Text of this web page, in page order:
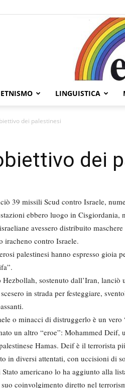
ETNISMO LINGUISTICA
dei palestinesi
dei
39 missili Scud contro Israele,
ebbero luogo in Cisgiordania,
avessero distribuito
iracheno contro Israele.
palestinesi hanno espresso gioia
sostenuto dall’Iran, lanciò
in strada per festeggiare,
o minacci di distruggerlo è un vero
un altro “eroe”: Mohammed Deif,
Hamas. Deif è il terrorista
in diversi attentati, con uccisioni di
americano lo ha aggiunto alla
coinvolgimento diretto nel